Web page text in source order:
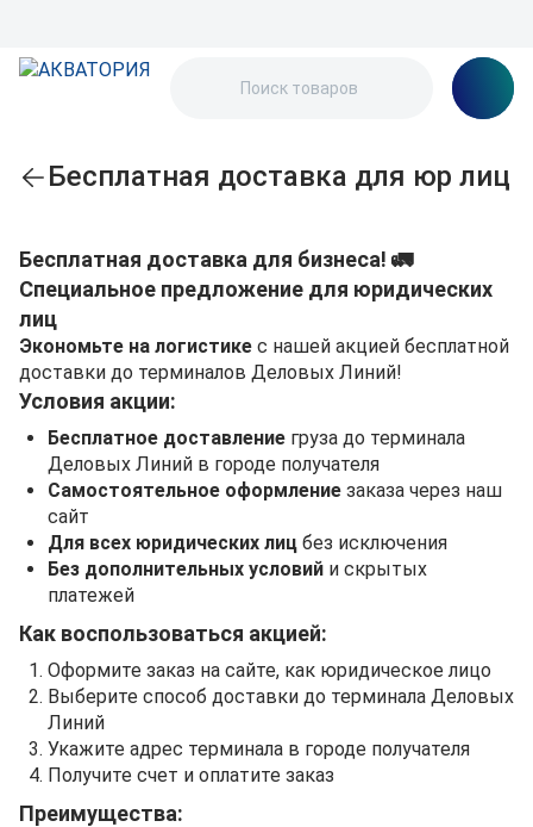
Бесплатная доставка для юр лиц
Бесплатная доставка для бизнеса! 🚛
Специальное предложение для юридических
лиц
Экономьте на логистике с нашей акцией бесплатной
доставки до терминалов Деловых Линий!
Условия акции:
Бесплатное доставление груза до терминала
Деловых Линий в городе получателя
Самостоятельное оформление заказа через наш
сайт
Для всех юридических лиц без исключения
Без дополнительных условий и скрытых
платежей
Как воспользоваться акцией:
Оформите заказ на сайте, как юридическое лицо
Выберите способ доставки до терминала Деловых
Линий
Укажите адрес терминала в городе получателя
Получите счет и оплатите заказ
Преимущества: